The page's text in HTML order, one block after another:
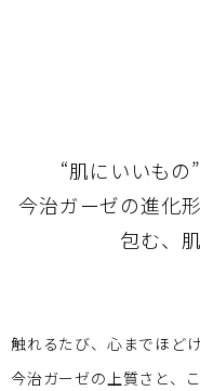
“肌にいいも
今治ガーゼの進化
包む、
触れるたび、心までほど
今治ガーゼの上質さと、